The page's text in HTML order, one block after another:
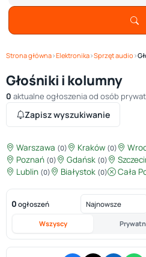
Strona główna›Elektronika›Sprzęt audio ›
Głośniki i kolumny
0 aktualne ogłoszenia od osób
Zapisz wyszukiwanie
Warszawa (0) Kraków (0)
Poznań (0) Gdańsk (0)
Lublin (0) Białystok (0) Cała
0 ogłoszeń
Wszyscy